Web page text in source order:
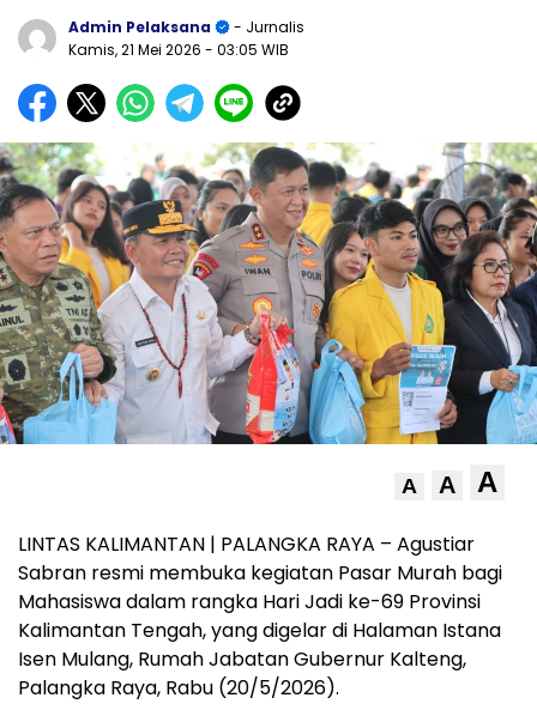
Admin Pelaksana
- Jurnalis
Kamis, 21 Mei 2026 - 03:05 WIB
A A A
LINTAS KALIMANTAN | PALANGKA RAYA – Agustiar
Sabran resmi membuka kegiatan Pasar Murah bagi
Mahasiswa dalam rangka Hari Jadi ke-69 Provinsi
Kalimantan Tengah, yang digelar di Halaman Istana
Isen Mulang, Rumah Jabatan Gubernur Kalteng,
Palangka Raya, Rabu (20/5/2026).